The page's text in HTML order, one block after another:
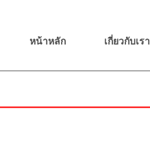
หน้าหลัก เกี่ยวกับเรา